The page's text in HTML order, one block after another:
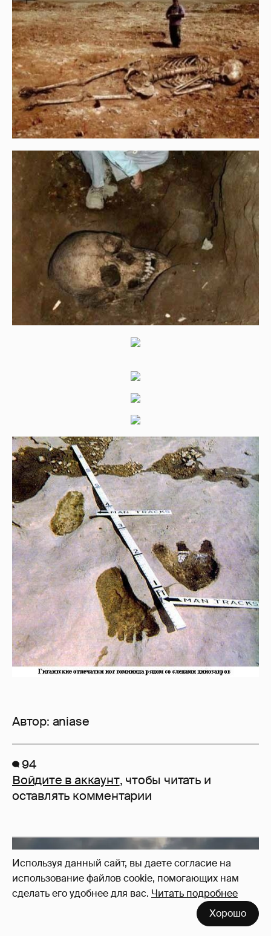
Используя данный сайт, вы даете согласие на
использование файлов cookie, помогающих нам
сделать его удобнее для вас. Читать подробнее
Хорошо
Автор: aniase
94
Войдите в аккаунт, чтобы читать и
оставлять комментарии